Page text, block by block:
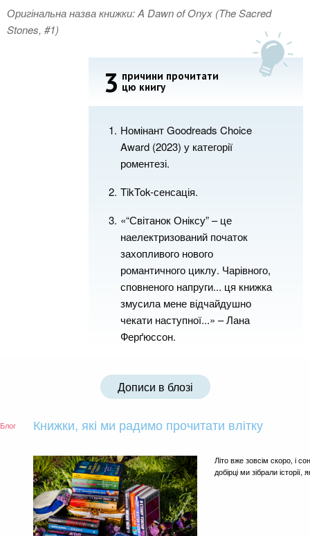
Оригінальна назва книжки: A Dawn of Onyx (The Sacred
Stones, #1)
3 причини прочитати
цю книгу
Номінант Goodreads Choice
Award (2023) у категорії
роментезі.
TikTok-сенсація.
«“Світанок Оніксу” – це
наелектризований початок
захопливого ​​нового
романтичного циклу. Чарівного,
сповненого напруги... ця книжка
змусила мене відчайдушно
чекати наступної...» – Лана
Ферґюссон.
Дописи в блозі
Блог Книжки, які ми радимо прочитати влітку
Літо вже зовсім скоро, і
добірці ми зібрали